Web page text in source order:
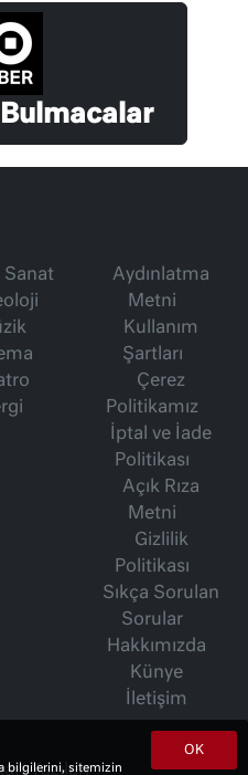
Sanat
Aydınlatma
Metni
Kullanım
Şartları
Çerez
Politikamız
İptal ve İade
Politikası
Açık Rıza
Metni
Gizlilik
Politikası
Sıkça Sorulan
Sorular
Hakkımızda
Künye
İletişim
Yazıları
OK
bilgilerini, sitemizin